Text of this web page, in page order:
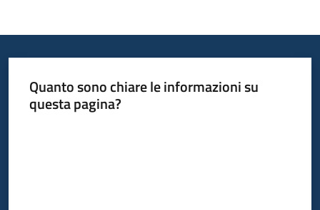
Quanto sono chiare le informazioni su
questa pagina?